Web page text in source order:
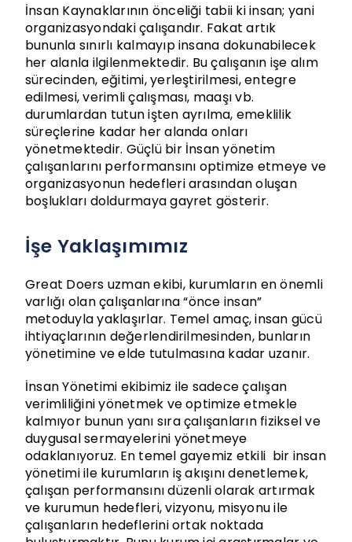
İnsan Kaynaklarının önceliği tabii ki insan; yani
organizasyondaki çalışandır. Fakat artık
bununla sınırlı kalmayıp insana dokunabilecek
her alanla ilgilenmektedir. Bu çalışanın işe alım
sürecinden, eğitimi, yerleştirilmesi, entegre
edilmesi, verimli çalışması, maaşı vb.
durumlardan tutun işten ayrılma, emeklilik
süreçlerine kadar her alanda onları
yönetmektedir. Güçlü bir İnsan yönetim
çalışanlarını performansını optimize etmeye ve
organizasyonun hedefleri arasından oluşan
boşlukları doldurmaya gayret gösterir.
İşe Yaklaşımımız
Great Doers uzman ekibi, kurumların en önemli
varlığı olan çalışanlarına “önce insan”
metoduyla yaklaşırlar. Temel amaç, insan gücü
ihtiyaçlarının değerlendirilmesinden, bunların
yönetimine ve elde tutulmasına kadar uzanır.
İnsan Yönetimi ekibimiz ile sadece çalışan
verimliliğini yönetmek ve optimize etmekle
kalmıyor bunun yanı sıra çalışanların fiziksel ve
duygusal sermayelerini yönetmeye
odaklanıyoruz. En temel gayemiz etkili bir insan
yönetimi ile kurumların iş akışını denetlemek,
çalışan performansını düzenli olarak artırmak
ve kurumun hedefleri, vizyonu, misyonu ile
çalışanların hedeflerini ortak noktada